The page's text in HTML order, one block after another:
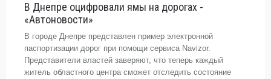
В Днепре оцифровали ямы на дорогах -
«Автоновости»
В городе Днепре представлен пример электронной
паспортизации дорог при помощи сервиса Navizor.
Представители властей заверяют, что теперь каждый
житель областного центра сможет отследить состояние